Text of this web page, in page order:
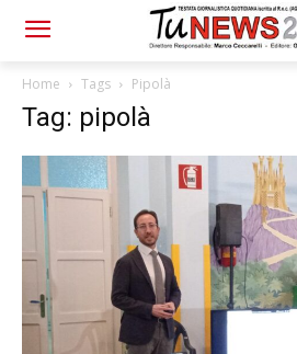
Home Tags Pipolà
Tag: pipolà